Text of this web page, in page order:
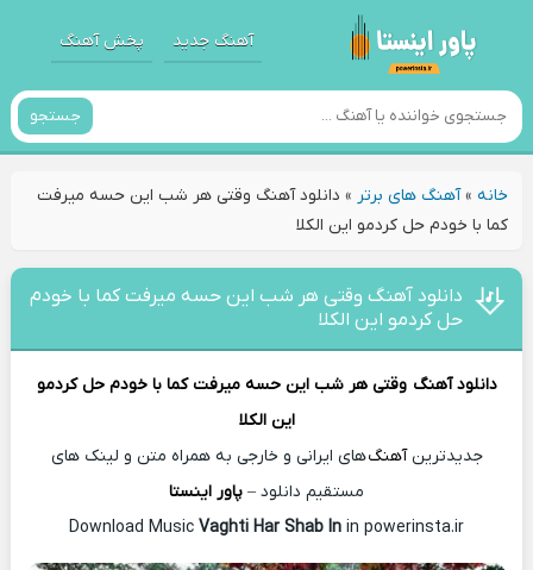
آهنگ جدید پخش آهنگ
جستجو
خانه»آهنگ های برتر » دانلود آهنگ وقتی هر شب این حسه میرفت
کما با خودم حل کردمو این الکلا
دانلود آهنگ وقتی هر شب این حسه میرفت کما با خودم
حل کردمو این الکلا
دانلود آهنگ وقتی هر شب این حسه میرفت کما با خودم حل کردمو
این الکلا
جدیدترینآهنگهای ایرانی و خارجی به همراه متن و لینک های
مستقیم دانلود – پاور اینستا
Download Music
Vaghti Har Shab In in powerinsta.ir